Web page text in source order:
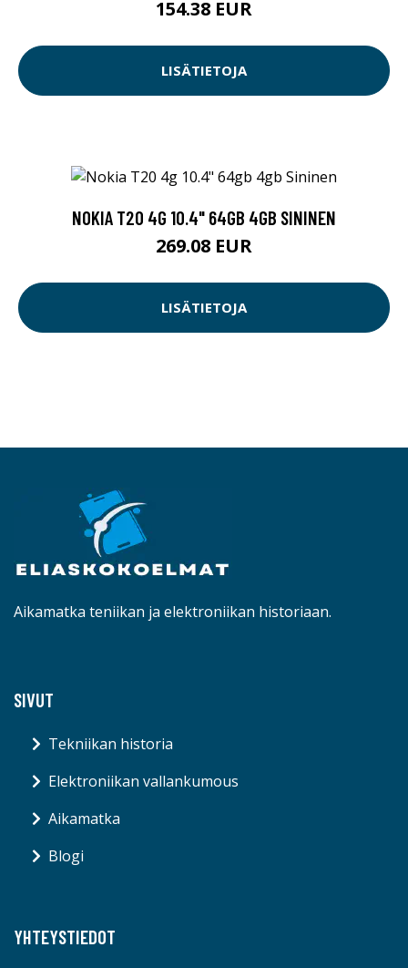
154.38 EUR
LISÄTIETOJA
NOKIA T20 4G 10.4" 64GB 4GB SININEN
269.08 EUR
LISÄTIETOJA
Aikamatka teniikan ja elektroniikan historiaan.
SIVUT
Tekniikan historia
Elektroniikan vallankumous
Aikamatka
Blogi
YHTEYSTIEDOT